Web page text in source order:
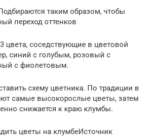
таким образом, чтобы
переход оттенков
цвета, соседствующие в цветовой
синий с голубым, розовый с
с фиолетовым.
схему цветника. По традиции в
самые высокорослые цветы, затем
снижается к краю клумбы.
цветы на клумбеИсточник